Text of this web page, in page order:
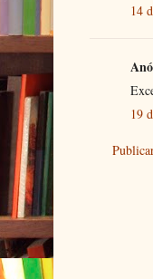
14
19